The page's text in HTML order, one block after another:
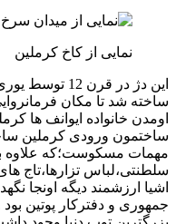
نمایی از کاخ کرملین
این دژ در قرن
ساخته شد تا مکان
اومدن خانواده ایوانف ها
ساختمون ورودی کرملین
مهمات مسکوست؛که علاوه
سلطنتی،لباس تزارها،تاج
اشیا ارزشمند دیگه اونجا
جمهوری و دفترکار پوتین